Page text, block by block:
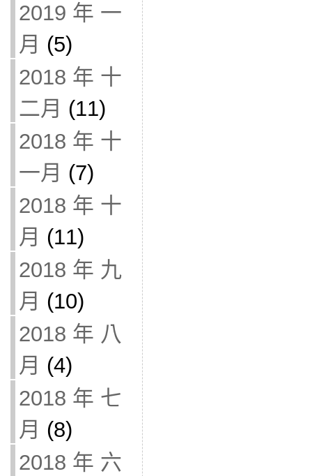
2019 年 一
月 (5)
2018 年 十
二月 (11)
2018 年 十
一月 (7)
2018 年 十
月 (11)
2018 年 九
月 (10)
2018 年 八
月 (4)
2018 年 七
月 (8)
2018 年 六